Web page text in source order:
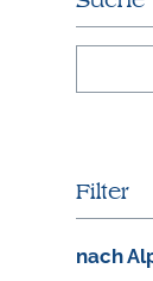
Filter
nach